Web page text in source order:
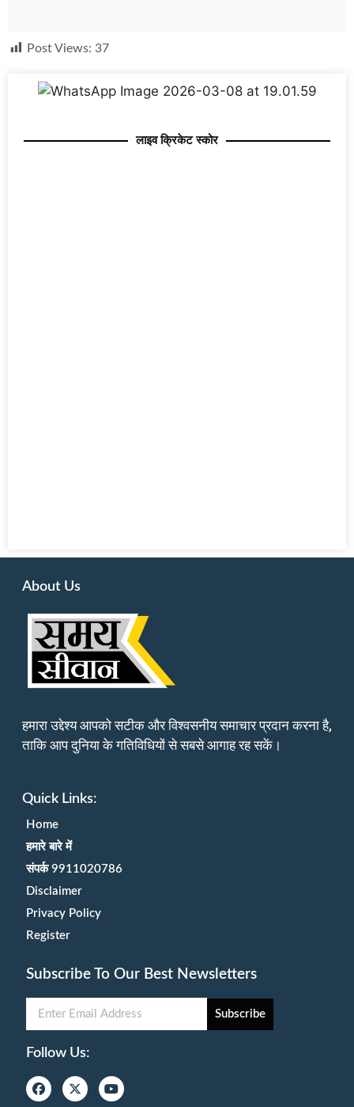
Post Views: 37
लाइव क्रिकेट स्कोर
About Us
हमारा उद्देश्य आपको सटीक और विश्वसनीय समाचार प्रदान करना है,
ताकि आप दुनिया के गतिविधियों से सबसे आगाह रह सकें।
Quick Links:
Home
हमारे बारे में
संपर्क 9911020786
Disclaimer
Privacy Policy
Register
Subscribe To Our Best Newsletters
Subscribe
Follow Us: